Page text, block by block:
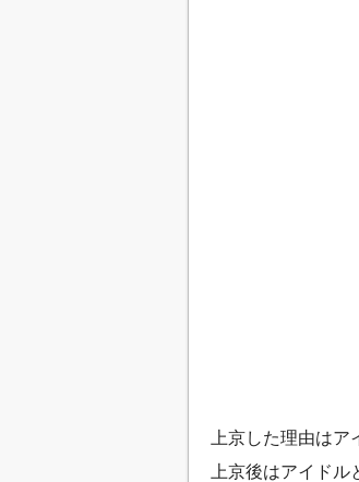
上京した理由は
上京後はアイド